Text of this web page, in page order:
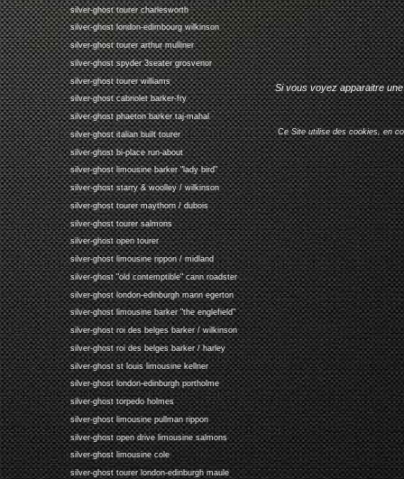
silver-ghost tourer charlesworth
silver-ghost london-edimbourg wilkinson
silver-ghost tourer arthur mulliner
silver-ghost spyder 3seater grosvenor
silver-ghost tourer williams
silver-ghost cabriolet barker-fry
silver-ghost phaeton barker taj-mahal
silver-ghost italian built tourer
silver-ghost bi-place run-about
silver-ghost limousine barker "lady bird"
silver-ghost starry & woolley / wilkinson
silver-ghost tourer maythorn / dubois
silver-ghost tourer salmons
silver-ghost open tourer
silver-ghost limousine rippon / midland
silver-ghost "old contemptible" cann roadster
silver-ghost london-edinburgh mann egerton
silver-ghost limousine barker "the englefield"
silver-ghost roi des belges barker / wilkinson
silver-ghost roi des belges barker / harley
silver-ghost st louis limousine kellner
silver-ghost london-edinburgh portholme
silver-ghost torpedo holmes
silver-ghost limousine pullman rippon
silver-ghost open drive limousine salmons
silver-ghost limousine cole
silver-ghost tourer london-edinburgh maule
Si vous voyez apparaitre
Ce Site utilise des cookies, en